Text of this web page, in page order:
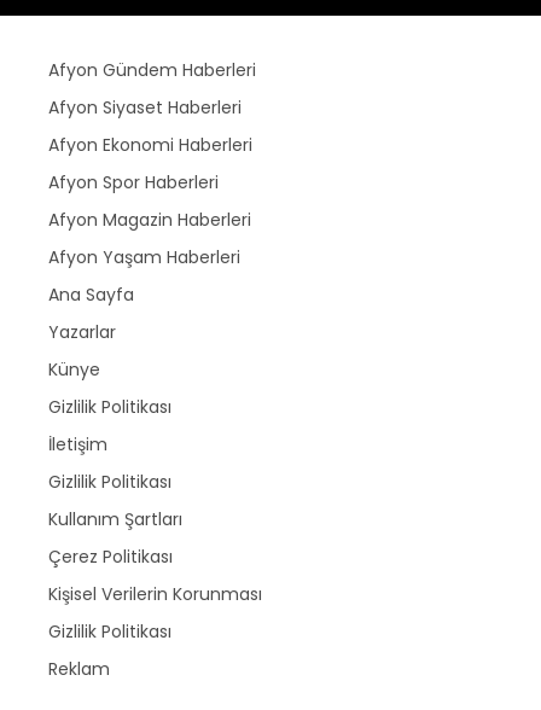
Afyon Gündem Haberleri
Afyon Siyaset Haberleri
Afyon Ekonomi Haberleri
Afyon Spor Haberleri
Afyon Magazin Haberleri
Afyon Yaşam Haberleri
Ana Sayfa
Yazarlar
Künye
Gizlilik Politikası
İletişim
Gizlilik Politikası
Kullanım Şartları
Çerez Politikası
Kişisel Verilerin Korunması
Gizlilik Politikası
Reklam